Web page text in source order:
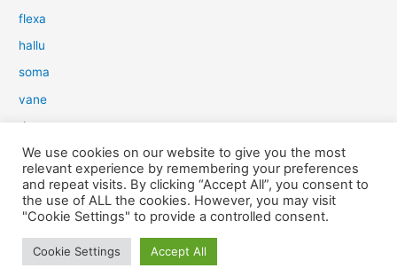
e
r
:
flexa
hallu
soma
vane
dow
slim
aure
light
We use cookies on our website to give you the most
relevant experience by remembering your preferences
and repeat visits. By clicking “Accept All”, you consent to
the use of ALL the cookies. However, you may visit
"Cookie Settings" to provide a controlled consent.
Cookie Settings Accept All